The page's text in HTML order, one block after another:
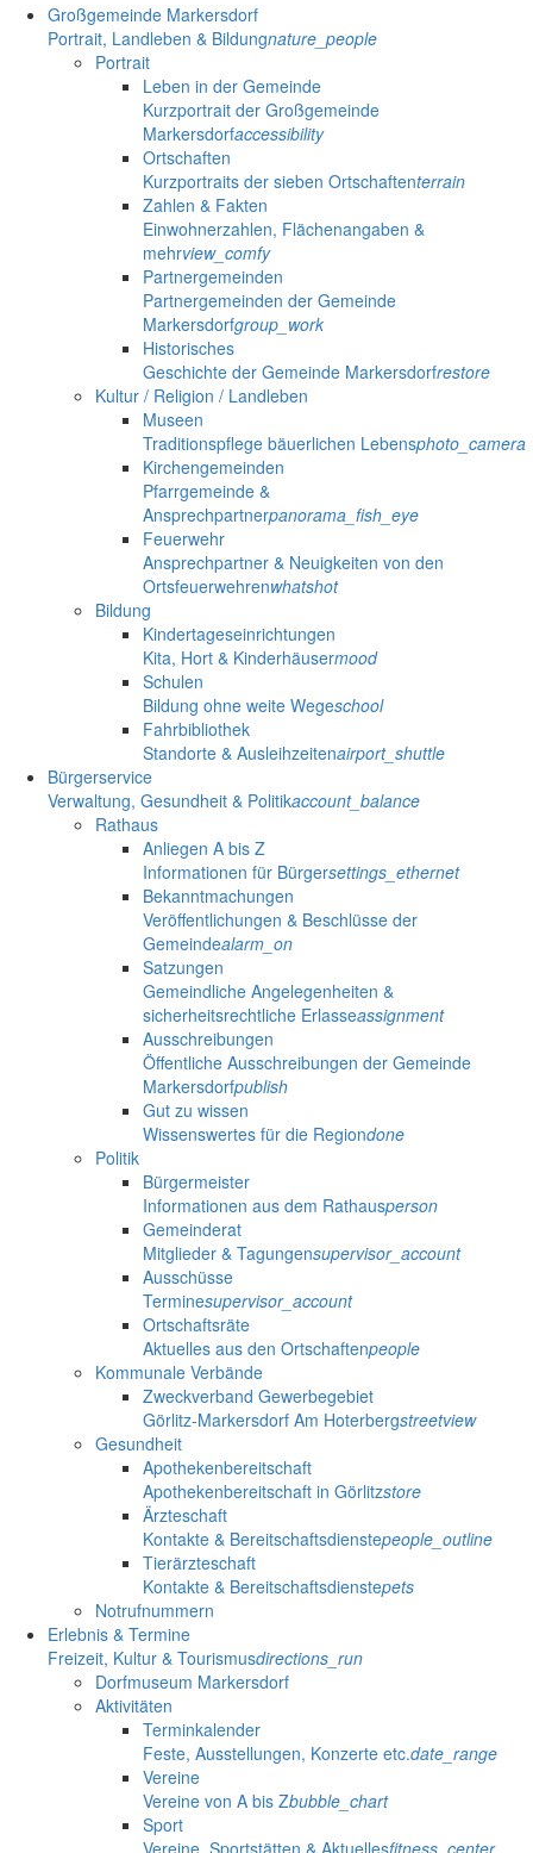
Großgemeinde Markersdorf
Portrait, Landleben & Bildungnature_people
Portrait
Leben in der Gemeinde
Kurzportrait der Großgemeinde
Markersdorfaccessibility
Ortschaften
Kurzportraits der sieben Ortschaftenterrain
Zahlen & Fakten
Einwohnerzahlen, Flächenangaben &
mehrview_comfy
Partnergemeinden
Partnergemeinden der Gemeinde
Markersdorfgroup_work
Historisches
Geschichte der Gemeinde Markersdorfrestore
Kultur / Religion / Landleben
Museen
Traditionspflege bäuerlichen Lebensphoto_camera
Kirchengemeinden
Pfarrgemeinde &
Ansprechpartnerpanorama_fish_eye
Feuerwehr
Ansprechpartner & Neuigkeiten von den
Ortsfeuerwehrenwhatshot
Bildung
Kindertageseinrichtungen
Kita, Hort & Kinderhäusermood
Schulen
Bildung ohne weite Wegeschool
Fahrbibliothek
Standorte & Ausleihzeitenairport_shuttle
Bürgerservice
Verwaltung, Gesundheit & Politikaccount_balance
Rathaus
Anliegen A bis Z
Informationen für Bürgersettings_ethernet
Bekanntmachungen
Veröffentlichungen & Beschlüsse der
Gemeindealarm_on
Satzungen
Gemeindliche Angelegenheiten &
sicherheitsrechtliche Erlasseassignment
Ausschreibungen
Öffentliche Ausschreibungen der Gemeinde
Markersdorfpublish
Gut zu wissen
Wissenswertes für die Regiondone
Politik
Bürgermeister
Informationen aus dem Rathausperson
Gemeinderat
Mitglieder & Tagungensupervisor_account
Ausschüsse
Terminesupervisor_account
Ortschaftsräte
Aktuelles aus den Ortschaftenpeople
Kommunale Verbände
Zweckverband Gewerbegebiet
Görlitz-Markersdorf Am Hoterbergstreetview
Gesundheit
Apothekenbereitschaft
Apothekenbereitschaft in Görlitzstore
Ärzteschaft
Kontakte & Bereitschaftsdienstepeople_outline
Tierärzteschaft
Kontakte & Bereitschaftsdienstepets
Notrufnummern
Erlebnis & Termine
Freizeit, Kultur & Tourismusdirections_run
Dorfmuseum Markersdorf
Aktivitäten
Terminkalender
Feste, Ausstellungen, Konzerte etc.date_range
Vereine
Vereine von A bis Zbubble_chart
Sport
Vereine, Sportstätten & Aktuellesfitness_center